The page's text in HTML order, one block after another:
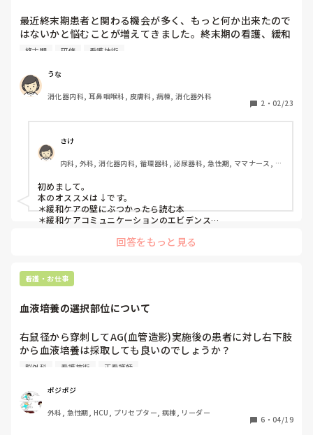
最近終末期患者と関わる機会が多く、もっと何か出来たので
はないかと悩むことが増えてきました。終末期の看護、緩和
ケアについて学びを深めていきたいと思っているのですがお
終末期 研修 看護技術
うな
消化器内科, 耳鼻咽喉科, 皮膚科, 病棟, 消化器外科
2 ・ 02/23
さけ
内科, 外科, 消化器内科, 循環器科, 泌尿器科, 急性期, ママナース, 病
初めまして。
本のオススメは↓です。
＊緩和ケアの壁にぶつかったら読む本
＊緩和ケアコミュニケーションのエビデンス
回答をもっと見る
看護・お仕事
血液培養の選択部位について
右鼠径から穿刺してAG(血管造影)実施後の患者に対し右下肢
から血液培養は採取しても良いのでしょうか？
右鼠径からのアプローチは困難なため右上肢からアプローチ
したようだったため右上肢は使用は避けたほうがいいと思い
ました。
脳外科 看護技術 正看護師
ポジポジ
外科, 急性期, HCU, プリセプター, 病棟, リーダー
6 ・ 04/19